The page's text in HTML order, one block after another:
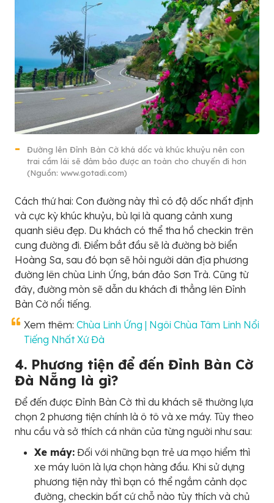
Đường lên Đỉnh Bàn Cờ khá dốc và khúc khuỷu nên con
trai cầm lái sẽ đảm bảo được an toàn cho chuyến đi hơn
(Nguồn: www.gotadi.com)
Cách thứ hai: Con đường này thì có độ dốc nhất định
và cực kỳ khúc khuỷu, bù lại là quang cảnh xung
quanh siêu đẹp. Du khách có thể tha hồ checkin trên
cung đường đi. Điểm bắt đầu sẽ là đường bờ biển
Hoàng Sa, sau đó bạn sẽ hỏi người dân địa phương
đường lên chùa Linh Ứng, bán đảo Sơn Trà. Cũng từ
đây, đường mòn sẽ dẫn du khách đi thẳng lên Đỉnh
Bàn Cờ nổi tiếng.
Xem thêm: Chùa Linh Ứng | Ngôi Chùa Tâm Linh Nổi
Tiếng Nhất Xứ Đà
4. Phương tiện để đến Đỉnh Bàn Cờ
Đà Nẵng là gì?
Để đến được Đỉnh Bàn Cờ thì du khách sẽ thường lựa
chọn 2 phương tiện chính là ô tô và xe máy. Tùy theo
nhu cầu và sở thích cá nhân của từng người như sau:
Xe máy: Đối với những bạn trẻ ưa mạo hiểm thì
xe máy luôn là lựa chọn hàng đầu. Khi sử dựng
phương tiện này thì bạn có thể ngắm cảnh dọc
đường, checkin bất cứ chỗ nào tùy thích và chủ